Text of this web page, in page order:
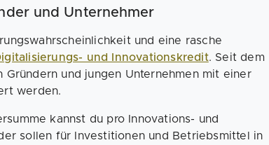
und Unternehmer
und eine rasche
und Innovationskredit. Seit dem
Gründern und jungen Unternehmen mit einer
werden.
kannst du pro Innovations- und
sollen für Investitionen und Betriebsmittel in